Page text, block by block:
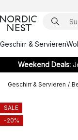
Geschirr & Servieren
Weekend Deals:
Geschirr & Servieren /
SALE
-20%